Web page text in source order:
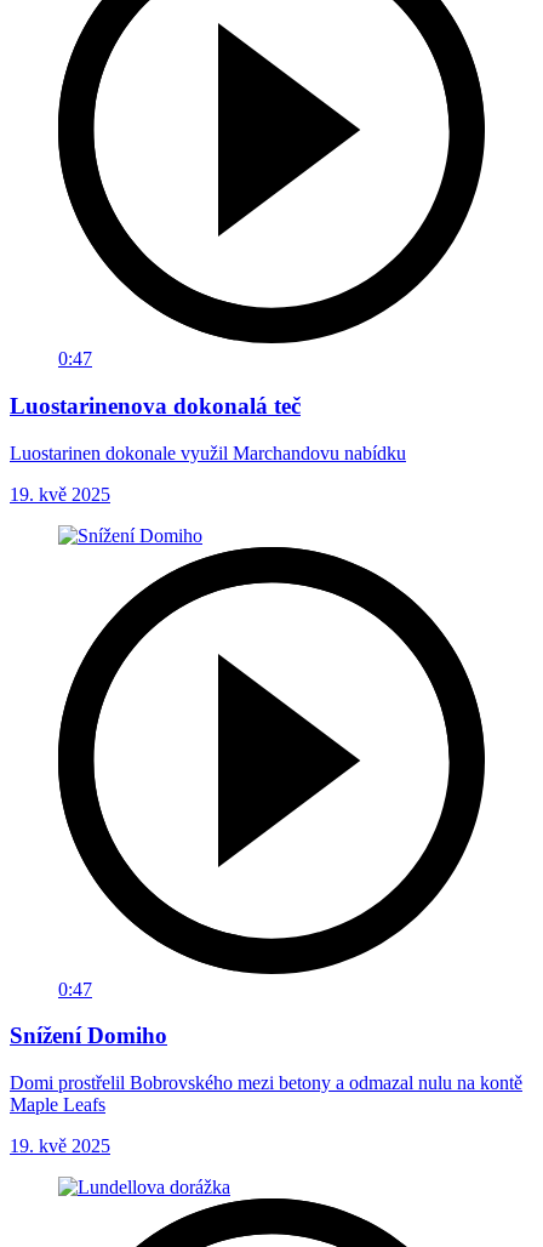
0:47
Luostarinenova dokonalá teč
Luostarinen dokonale využil Marchandovu nabídku
19. kvě 2025
0:47
Snížení Domiho
Domi prostřelil Bobrovského mezi betony a odmazal nulu na kontě
Maple Leafs
19. kvě 2025